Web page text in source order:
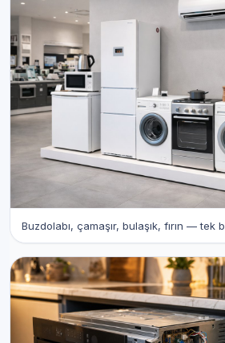
Buzdolabı, çamaşır, bulaşık, fırın — tek